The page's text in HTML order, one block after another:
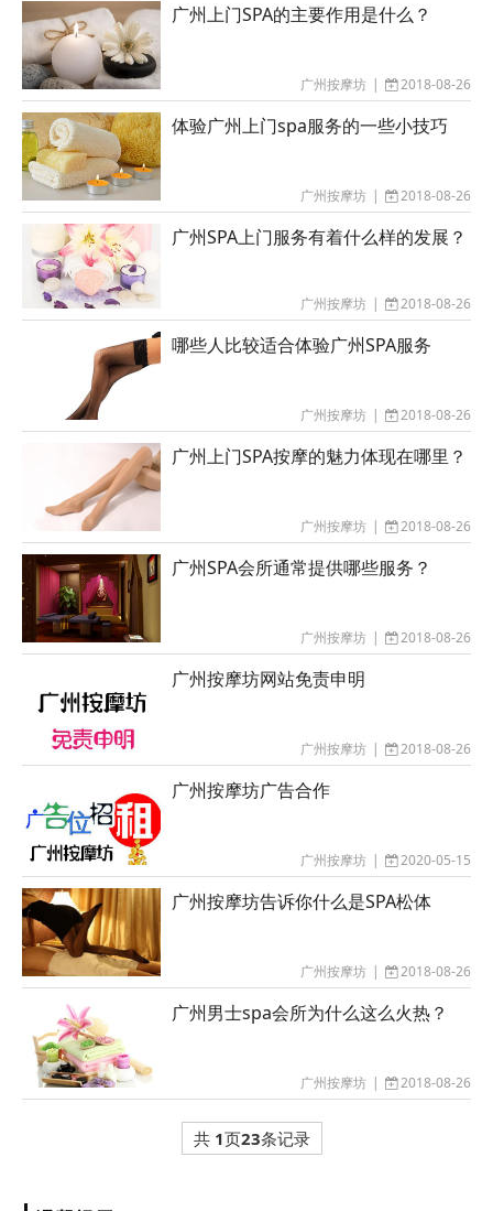
广州上门SPA的主要作用是什么？
广州按摩坊 | 2018-08-26
体验广州上门spa服务的一些小技巧
广州按摩坊 | 2018-08-26
广州SPA上门服务有着什么样的发展？
广州按摩坊 | 2018-08-26
哪些人比较适合体验广州SPA服务
广州按摩坊 | 2018-08-26
广州上门SPA按摩的魅力体现在哪里？
广州按摩坊 | 2018-08-26
广州SPA会所通常提供哪些服务？
广州按摩坊 | 2018-08-26
广州按摩坊网站免责申明
广州按摩坊 | 2018-08-26
广州按摩坊广告合作
广州按摩坊 | 2020-05-15
广州按摩坊告诉你什么是SPA松体
广州按摩坊 | 2018-08-26
广州男士spa会所为什么这么火热？
广州按摩坊 | 2018-08-26
共 1页23条记录